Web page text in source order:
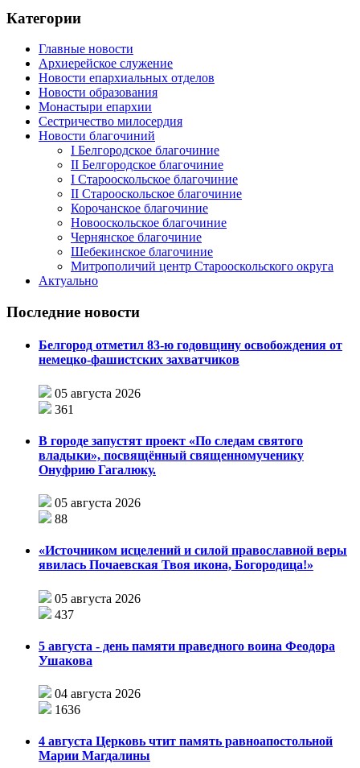
Категории
Главные новости
Архиерейское служение
Новости епархиальных отделов
Новости образования
Монастыри епархии
Сестричество милосердия
Новости благочиний
I Белгородское благочиние
II Белгородское благочиние
I Старооскольское благочиние
II Старооскольское благочиние
Корочанское благочиние
Новооскольское благочиние
Чернянское благочиние
Шебекинское благочиние
Митрополичий центр Старооскольского округа
Актуально
Последние новости
Белгород отметил 83-ю годовщину освобождения от
немецко-фашистских захватчиков
05 августа 2026
361
В городе запустят проект «По следам святого
владыки», посвящённый священномученику
Онуфрию Гагалюку.
05 августа 2026
88
«Источником исцелений и силой православной веры
явилась Почаевская Твоя икона, Богородица!»
05 августа 2026
437
5 августа - день памяти праведного воина Феодора
Ушакова
04 августа 2026
1636
4 августа Церковь чтит память равноапостольной
Марии Магдалины